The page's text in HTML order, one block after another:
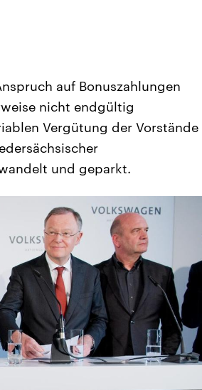
auf Bonuszahlungen
nicht endgültig
Vergütung der Vorstände
und geparkt.